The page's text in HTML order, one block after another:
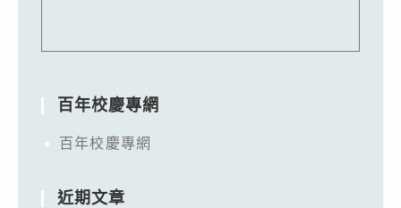
百年校慶專網
百年校慶專網
近期文章